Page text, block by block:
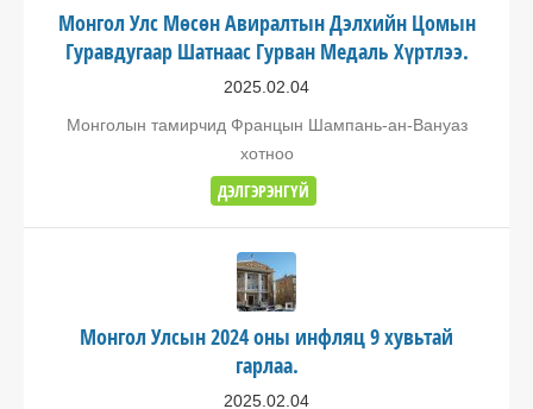
Монгол Улс Мөсөн Авиралтын Дэлхийн Цомын
Гуравдугаар Шатнаас Гурван Медаль Хүртлээ.
2025.02.04
Монголын тамирчид Францын Шампань-ан-Вануаз
хотноо
ДЭЛГЭРЭНГҮЙ
Монгол Улсын 2024 оны инфляц 9 хувьтай
гарлаа.
2025.02.04